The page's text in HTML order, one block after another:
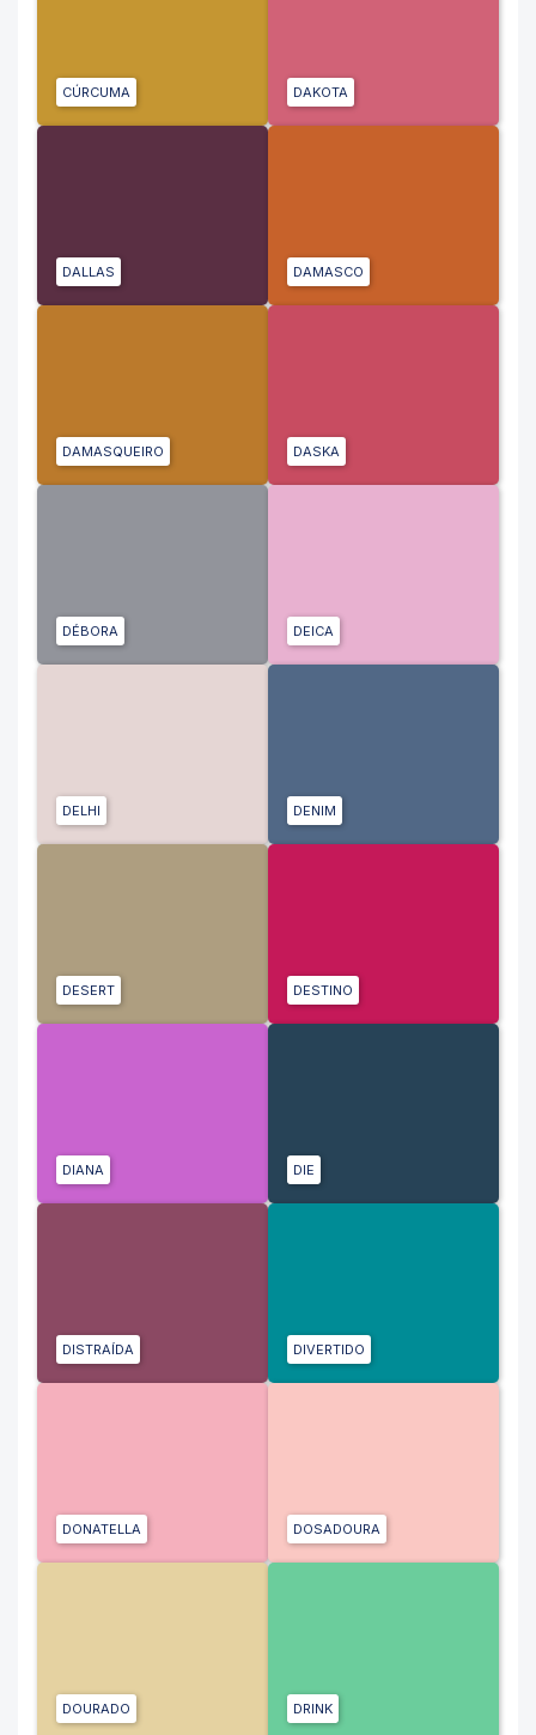
CÚRCUMA DAKOTA
DALLAS DAMASCO
DAMASQUEIRO DASKA
DÉBORA DEICA
DELHI DENIM
DESERT DESTINO
DIANA DIE
DISTRAÍDA DIVERTIDO
DONATELLA DOSADOURA
DOURADO DRINK